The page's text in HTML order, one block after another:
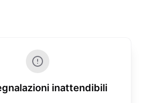
inattendibili